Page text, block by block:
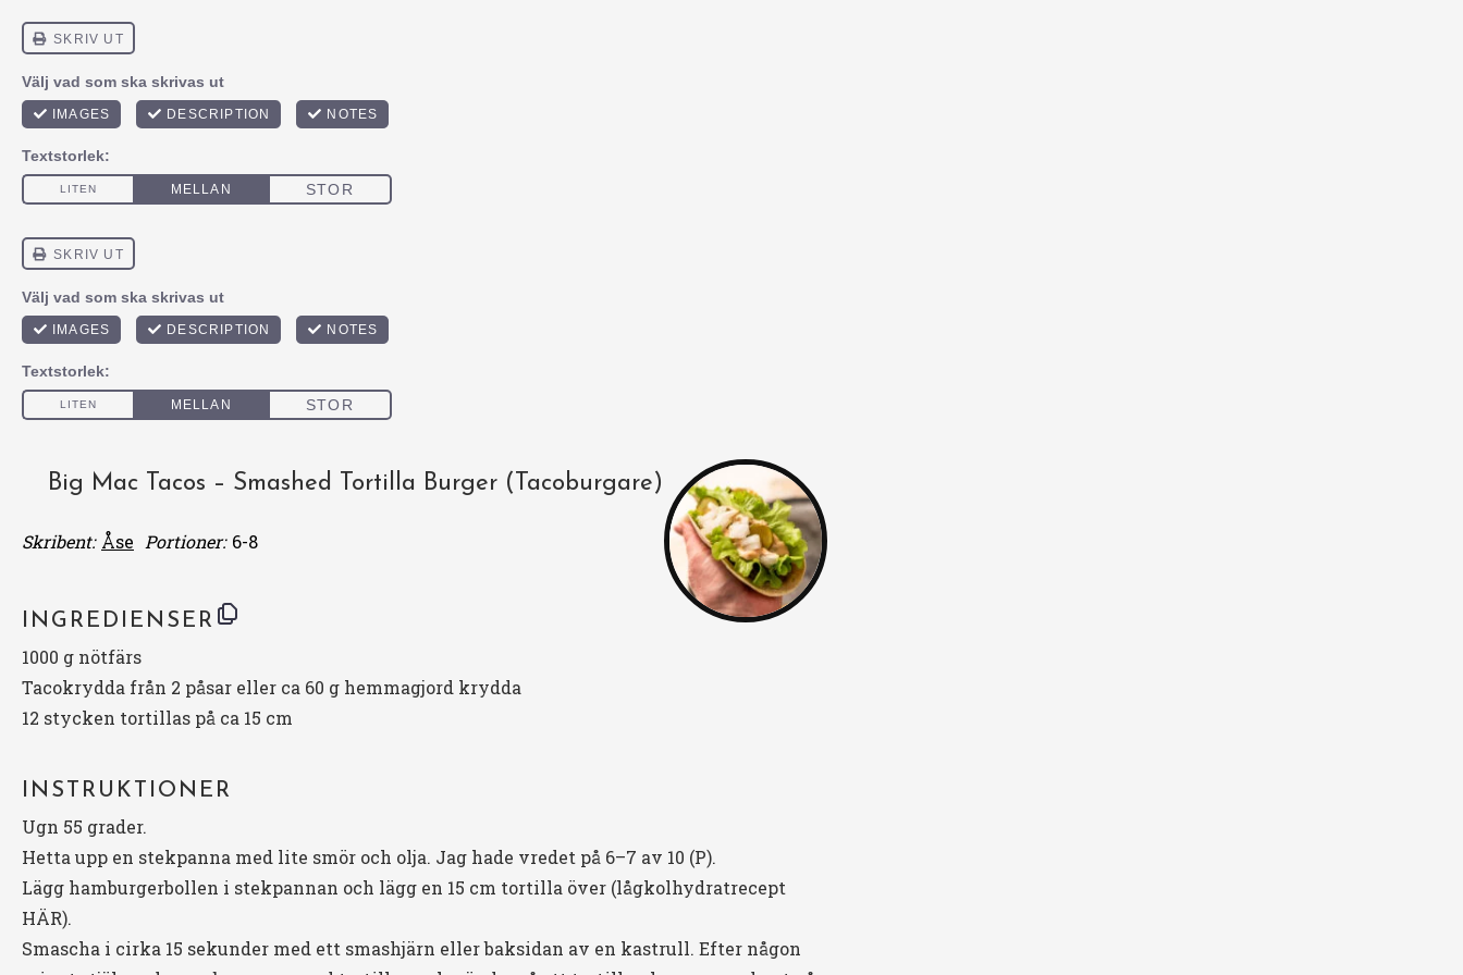
Big Mac Tacos – Smashed Tortilla Burger (Tacoburgare)
Skribent: Åse Portioner: 6-8
INGREDIENSER
1000 g nötfärs
Tacokrydda från 2 påsar eller ca 60 g hemmagjord krydda
12 stycken tortillas på ca 15 cm
INSTRUKTIONER
Ugn 55 grader.
Hetta upp en stekpanna med lite smör och olja. Jag hade vredet på 6–7 av 10 (P).
Lägg hamburgerbollen i stekpannan och lägg en 15 cm tortilla över (lågkolhydratrecept
HÄR).
Smascha i cirka 15 sekunder med ett smashjärn eller baksidan av en kastrull. Efter någon